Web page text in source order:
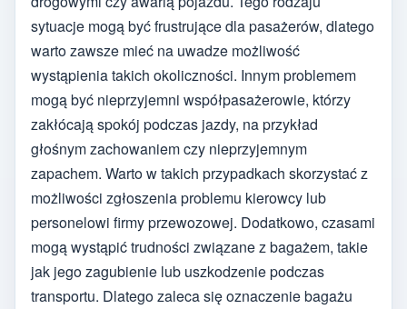
sytuacje mogą być frustrujące dla pasażerów, dlatego
warto zawsze mieć na uwadze możliwość
wystąpienia takich okoliczności. Innym problemem
mogą być nieprzyjemni współpasażerowie, którzy
zakłócają spokój podczas jazdy, na przykład
głośnym zachowaniem czy nieprzyjemnym
zapachem. Warto w takich przypadkach skorzystać z
możliwości zgłoszenia problemu kierowcy lub
personelowi firmy przewozowej. Dodatkowo, czasami
mogą wystąpić trudności związane z bagażem, takie
jak jego zagubienie lub uszkodzenie podczas
transportu. Dlatego zaleca się oznaczenie bagażu